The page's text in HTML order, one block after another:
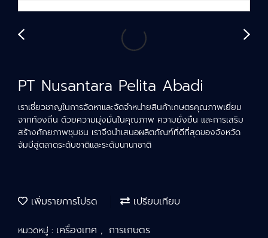
PT Nusantara Pelita Abadi
เราเชี่ยวชาญในการจัดหาและจัดจำหน่ายสินค้าเกษตรคุณภาพเยี่ยม
จากท้องถิ่น ด้วยความมุ่งมั่นในคุณภาพ ความยั่งยืน และการเสริม
สร้างศักยภาพชุมชน เราจึงนำเสนอผลิตภัณฑ์ที่ดีที่สุดของจังหวัด
จัมบีสู่ตลาดระดับชาติและระดับนานาชาติ
เพิ่มรายการโปรด เปรียบเทียบ
หมวดหมู่ : เครื่องเทศ , การเกษตร